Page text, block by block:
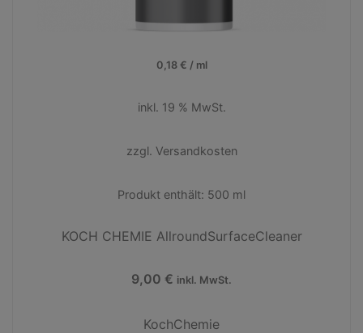
0,18 € / ml
inkl. 19 % MwSt.
zzgl. Versandkosten
Produkt enthält: 500 ml
KOCH CHEMIE AllroundSurfaceCleaner
9,00 € inkl. MwSt.
KochChemie